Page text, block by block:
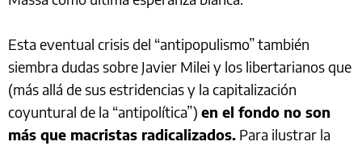
Esta eventual crisis del “antipopulismo” también
siembra dudas sobre Javier Milei y los libertarianos que
(más allá de sus estridencias y la capitalización
coyuntural de la “antipolítica”) en el fondo no son
más que macristas radicalizados. Para ilustrar la